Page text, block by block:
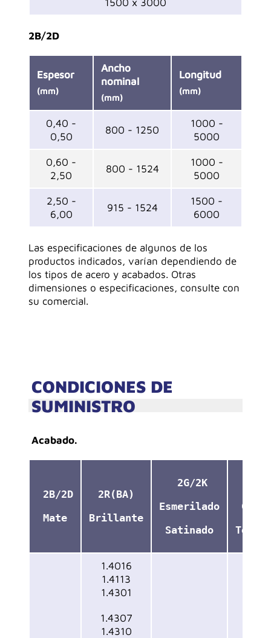
1500 x 3000
2B/2D
Espesor
(mm)
Ancho
nominal
(mm)
Longitud
(mm)
0,40 -
0,50
800 - 1250
1000 -
5000
0,60 -
2,50
800 - 1524
1000 -
5000
2,50 -
6,00
915 - 1524
1500 -
6000
Las especificaciones de algunos de los
productos indicados, varían dependiendo de
los tipos de acero y acabados. Otras
dimensiones o especificaciones, consulte con
su comercial.
CONDICIONES DE
SUMINISTRO
Acabado.
2B/2D
Mate
2R(BA)
Brillante
2G/2K
Esmerilado
Satinado
1.4016
1.4113
1.4301
1.4307
1.4310